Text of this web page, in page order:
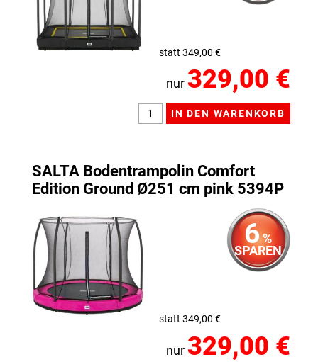
statt 349,00 €
nur329,00 €
SALTA Bodentrampolin Comfort
Edition Ground Ø251 cm pink 5394P
6%
SPAREN
statt 349,00 €
nur329,00 €